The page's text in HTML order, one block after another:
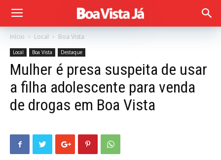
Início Local Boa Vista
Local Boa Vista Destaque
Mulher é presa suspeita de usar
a filha adolescente para venda
de drogas em Boa Vista